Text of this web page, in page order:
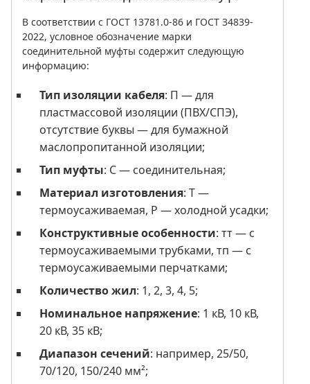
В соответствии с ГОСТ 13781.0-86 и ГОСТ 34839-
2022, условное обозначение марки
соединительной муфты содержит следующую
информацию:
Тип изоляции кабеля: П — для
пластмассовой изоляции (ПВХ/СПЭ),
отсутствие буквы — для бумажной
маслопропитанной изоляции;
Тип муфты: С — соединительная;
Материал изготовления: Т —
термоусаживаемая, Р — холодной усадки;
Конструктивные особенности: тт — с
термоусаживаемыми трубками, тп — с
термоусаживаемыми перчатками;
Количество жил: 1, 2, 3, 4, 5;
Номинальное напряжение: 1 кВ, 10 кВ,
20 кВ, 35 кВ;
Диапазон сечений: например, 25/50,
70/120, 150/240 мм²;